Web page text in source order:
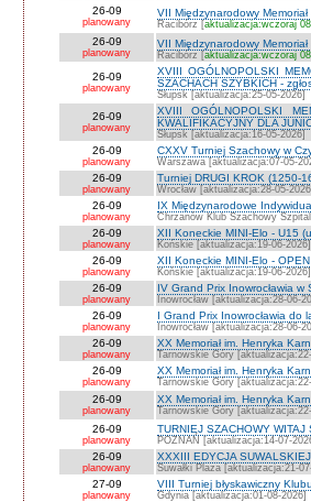
26-09
planowany
VII Międzynarodowy
Racibórz [aktualizacja:wczoraj
26-09
planowany
VII Międzynarodowy
Racibórz [aktualizacja:wczoraj
26-09
planowany
XVIII OGÓLNOPOLSKI
SZACHACH SZYBKICH -
Słupsk [aktualizacja:25-05-2026]
26-09
planowany
XVIII OGÓLNOPOLSKI
KWALIFIKACYJNY DLA
Słupsk [aktualizacja:16-05-2026]
26-09
planowany
CXXV Turniej Szachowy w
Warszawa [aktualizacja:07-05-
26-09
planowany
Turniej DRUGI KROK (1250-
Wrocław [aktualizacja:28-05-2026]
26-09
planowany
IX Międzynarodowe
Chrzanów Klub Szachowy
26-09
planowany
XII Koneckie MINI-Elo - U15
Końskie [aktualizacja:19-06-2026]
26-09
planowany
XII Koneckie MINI-Elo - OPEN
Końskie [aktualizacja:19-06-2026]
26-09
planowany
IV Grand Prix Inowrocławia
Inowrocław [aktualizacja:28-06-
26-09
planowany
I Grand Prix Inowrocławia do
Inowrocław [aktualizacja:28-06-
26-09
planowany
XX Memoriał im. Henryka
Tarnowskie Góry
26-09
planowany
XX Memoriał im. Henryka
Tarnowskie Góry
26-09
planowany
XX Memoriał im. Henryka
Tarnowskie Góry
26-09
planowany
TURNIEJ SZACHOWY
POZNAŃ [aktualizacja:14-07-
26-09
planowany
XXXIII EDYCJA
Suwałki Plaza [aktualizacja:21-
27-09
planowany
VIII Turniej błyskawiczny
Gdynia [aktualizacja:01-08-2026]